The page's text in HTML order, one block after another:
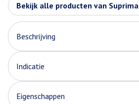
Bekijk alle producten van Suprima
Beschrijving
Indicatie
Eigenschappen